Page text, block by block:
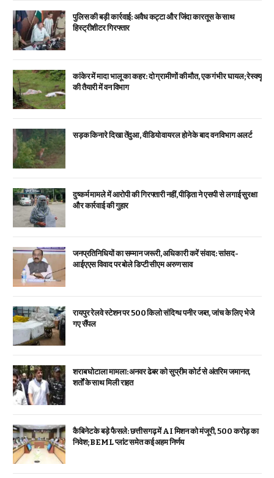
पुलिस की बड़ी कार्रवाई: अवैध कट्टा और जिंदा कारतूस के साथ
हिस्ट्रीशीटर गिरफ्तार
कांकेर में मादा भालू का कहर: दो ग्रामीणों की मौत, एक गंभीर घायल; रेस्क्यू
की तैयारी में वन विभाग
सड़क किनारे दिखा तेंदुआ, वीडियो वायरल होने के बाद वन विभाग अलर्ट
दुष्कर्म मामले में आरोपी की गिरफ्तारी नहीं, पीड़िता ने एसपी से लगाई सुरक्षा
और कार्रवाई की गुहार
जनप्रतिनिधियों का सम्मान जरूरी, अधिकारी करें संवाद: सांसद-
आईएएस विवाद पर बोले डिप्टी सीएम अरुण साव
रायपुर रेलवे स्टेशन पर 500 किलो संदिग्ध पनीर जब्त, जांच के लिए भेजे
गए सैंपल
शराब घोटाला मामला: अनवर ढेबर को सुप्रीम कोर्ट से अंतरिम जमानत,
शर्तों के साथ मिली राहत
कैबिनेट के बड़े फैसले: छत्तीसगढ़ में AI मिशन को मंजूरी, 500 करोड़ का
निवेश; BEML प्लांट समेत कई अहम निर्णय